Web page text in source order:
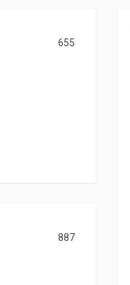
655
887